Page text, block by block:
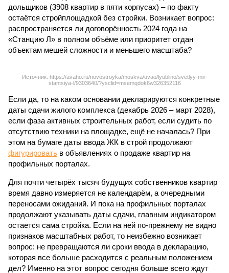
дольщиков (3908 квартир в пяти корпусах) – по факту
остаётся стройплощадкой без стройки. Возникает вопрос:
распространяется ли договорённость 2024 года на
«Станцию Л» в полном объёме или приоритет отдан
объектам мешей сложности и меньшего масштаба?
Источник: https://avaho.ru/novostroyka/moskva/uvao/lyublino/svetlyy-mir-
stantsiya-l/9303640/?ysclid=msemqdok6w326352116
Если да, то на каком основании декларируются конкретные
даты сдачи жилого комплекса (декабрь 2026 – март 2028),
если фаза активных строительных работ, если судить по
отсутствию техники на площадке, ещё не началась? При
этом на бумаге даты ввода ЖК в строй продолжают
фигурировать в объявлениях о продаже квартир на
профильных порталах.
Для почти четырёх тысяч будущих собственников квартир
время давно измеряется не календарём, а очередными
переносами ожиданий. И пока на профильных порталах
продолжают указывать даты сдачи, главным индикатором
остается сама стройка. Если на ней по-прежнему не видно
признаков масштабных работ, то неизбежно возникает
вопрос: не превращаются ли сроки ввода в декларацию,
которая все больше расходится с реальным положением
дел? Именно на этот вопрос сегодня больше всего ждут